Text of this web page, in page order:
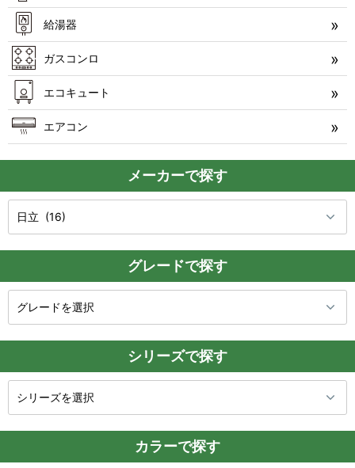
給湯器
ガスコンロ
エコキュート
エアコン
メーカーで探す
グレードで探す
シリーズで探す
カラーで探す